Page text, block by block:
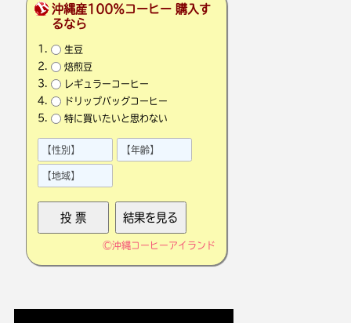
沖縄産100％コーヒー 購入す
るなら
生豆
焙煎豆
レギュラーコーヒー
ドリップバッグコーヒー
特に買いたいと思わない
©沖縄コーヒーアイランド